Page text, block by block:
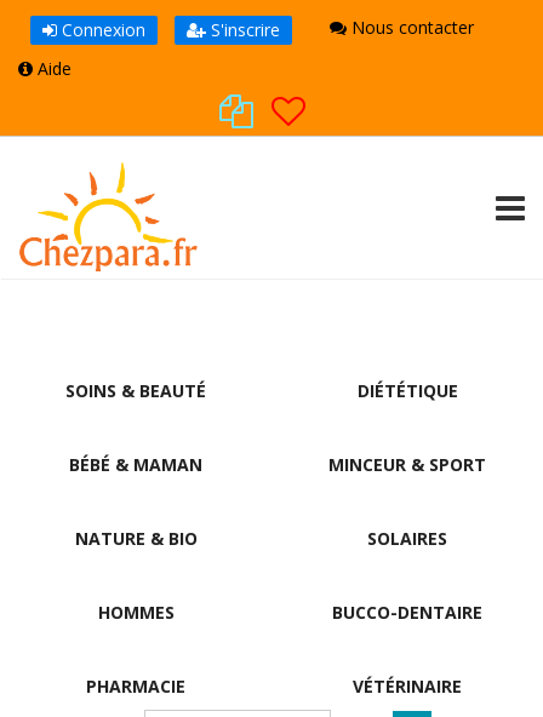
Connexion S'inscrire
Nous contacter
Aide
SOINS & BEAUTÉ DIÉTÉTIQUE
BÉBÉ & MAMAN MINCEUR & SPORT
NATURE & BIO SOLAIRES
HOMMES BUCCO-DENTAIRE
PHARMACIE
VÉTÉRINAIRE